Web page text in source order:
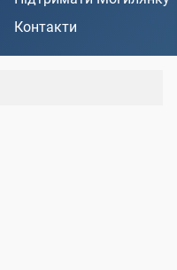
Контакти